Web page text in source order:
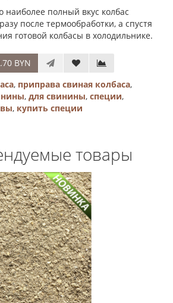
наиболее полный вкус колбас
после термообработки, а спустя
готовой колбасы в холодильнике.
BYN
, приправа свиная колбаса,
, для свинины, специи,
, купить специи
товары